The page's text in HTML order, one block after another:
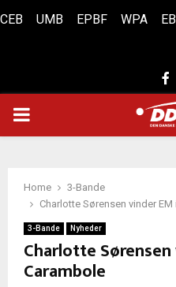
CEB UMB EPBF WPA
PRIMARY
Home
3-Bande
Charlotte Sørensen vinder
3-Bande Nyheder
Charlotte
Carambole